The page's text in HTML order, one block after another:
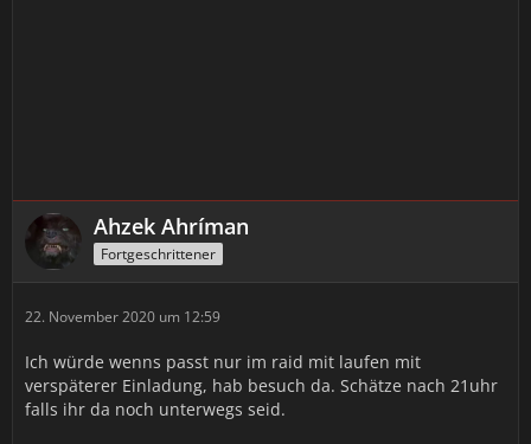
Ahzek Ahríman
Fortgeschrittener
22. November 2020 um 12:59
Ich würde wenns passt nur im raid mit laufen mit
verspäterer Einladung, hab besuch da. Schätze nach 21uhr
falls ihr da noch unterwegs seid.